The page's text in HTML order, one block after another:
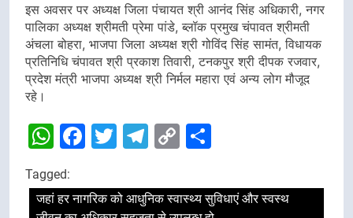
इस अवसर पर अध्यक्ष जिला पंचायत श्री आनंद सिंह अधिकारी, नगर
पालिका अध्यक्ष श्रीमती प्रेमा पांडे, ब्लॉक प्रमुख चंपावत श्रीमती
अंचला बोहरा, भाजपा जिला अध्यक्ष श्री गोविंद सिंह सामंत, विधायक
प्रतिनिधि चंपावत श्री प्रकाश तिवारी, टनकपुर श्री दीपक रजवार,
प्रदेश मंत्री भाजपा अध्यक्ष श्री निर्मल महारा एवं अन्य लोग मौजूद
रहे।
WhatsApp
Facebook
Twitter
Telegram
Copy
Tagged:
जहां हर नागरिक को आधुनिक स्वास्थ्य सुविधाएं और स्वस्थ